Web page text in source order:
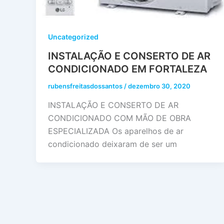
Uncategorized
INSTALAÇÃO E CONSERTO DE AR
CONDICIONADO EM FORTALEZA
rubensfreitasdossantos /dezembro 30, 2020
INSTALAÇÃO E CONSERTO DE AR
CONDICIONADO COM MÃO DE OBRA
ESPECIALIZADA Os aparelhos de ar
condicionado deixaram de ser um